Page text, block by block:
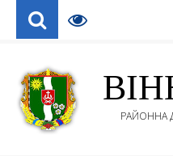
РАЙОННА